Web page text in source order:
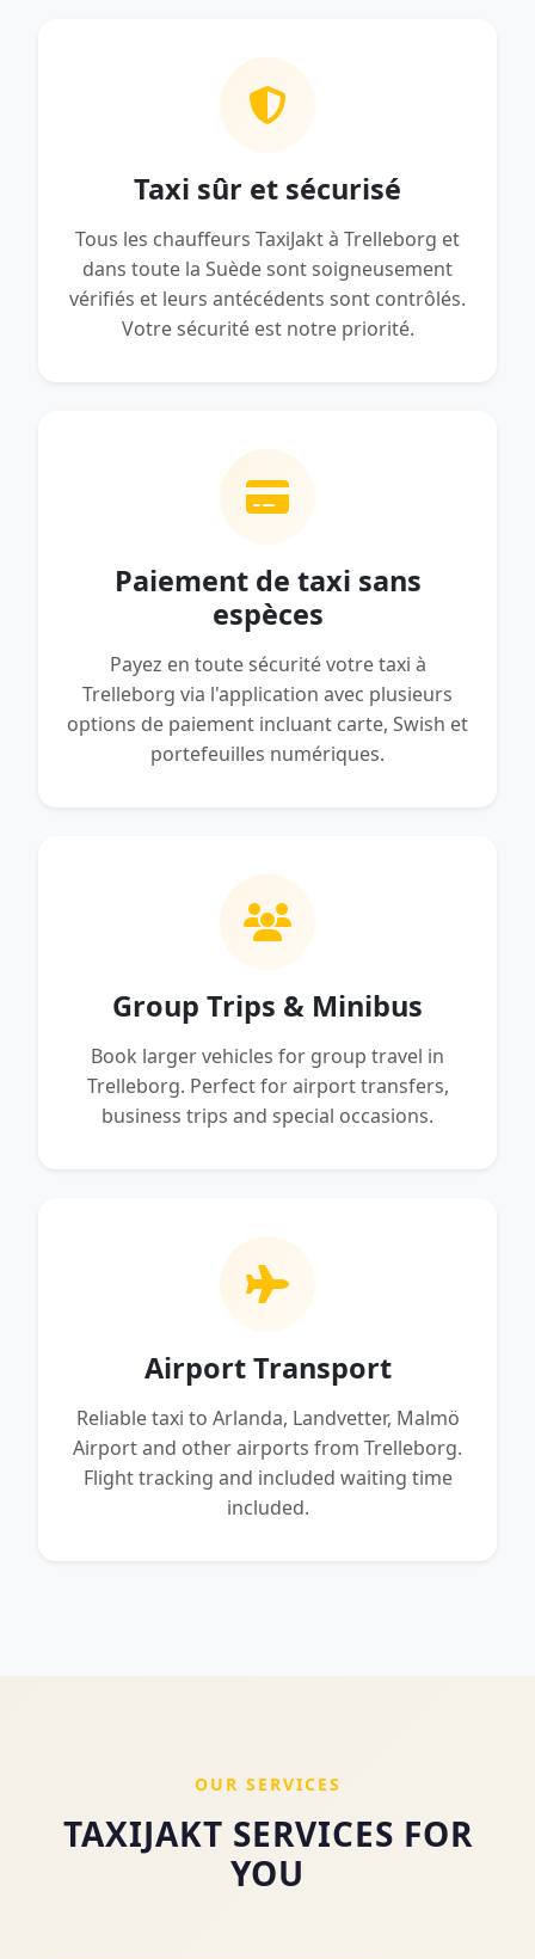
Taxi sûr et sécurisé
Tous les chauffeurs TaxiJakt à Trelleborg et
dans toute la Suède sont soigneusement
vérifiés et leurs antécédents sont contrôlés.
Votre sécurité est notre priorité.
Paiement de taxi sans
espèces
Payez en toute sécurité votre taxi à
Trelleborg via l'application avec plusieurs
options de paiement incluant carte, Swish et
portefeuilles numériques.
Group Trips & Minibus
Book larger vehicles for group travel in
Trelleborg. Perfect for airport transfers,
business trips and special occasions.
Airport Transport
Reliable taxi to Arlanda, Landvetter, Malmö
Airport and other airports from Trelleborg.
Flight tracking and included waiting time
included.
OUR SERVICES
TAXIJAKT SERVICES FOR
YOU